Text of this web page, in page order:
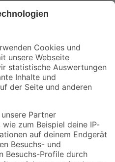
Aktionen mehr verpassen!
Versandarten